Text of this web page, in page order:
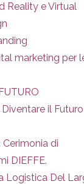
Reality e Virtual
marketing per
il Futuro
di
DIEFFE.
Logistica Del